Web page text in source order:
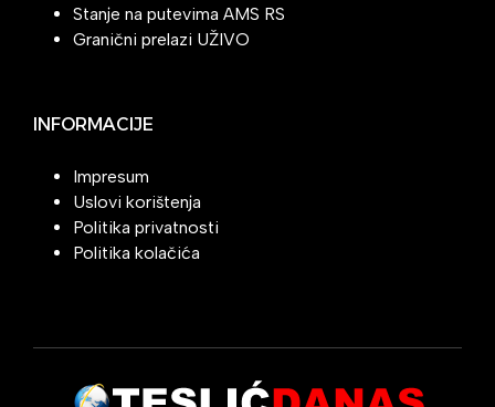
Stanje na putevima AMS RS
Granični prelazi UŽIVO
INFORMACIJE
Impresum
Uslovi korištenja
Politika privatnosti
Politika kolačića